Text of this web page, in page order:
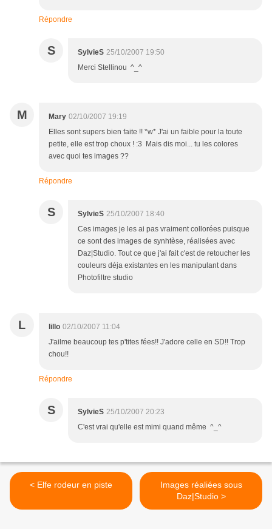
Répondre
S SylvieS 25/10/2007 19:50
Merci Stellinou ^_^
M Mary 02/10/2007 19:19
Elles sont supers bien faite !! *w* J'ai un faible pour la toute
petite, elle est trop choux ! :3 Mais dis moi... tu les colores
avec quoi tes images ??
Répondre
S SylvieS 25/10/2007 18:40
Ces images je les ai pas vraiment collorées puisque
ce sont des images de synhtèse, réalisées avec
Daz|Studio. Tout ce que j'ai fait c'est de retoucher les
couleurs déja existantes en les manipulant dans
Photofiltre studio
L lillo 02/10/2007 11:04
J'ailme beaucoup tes p'tites fées!! J'adore celle en SD!! Trop
chou!!
Répondre
S SylvieS 25/10/2007 20:23
C'est vrai qu'elle est mimi quand même ^_^
< Elfe rodeur en piste
Images réaliées sous
Daz|Studio >